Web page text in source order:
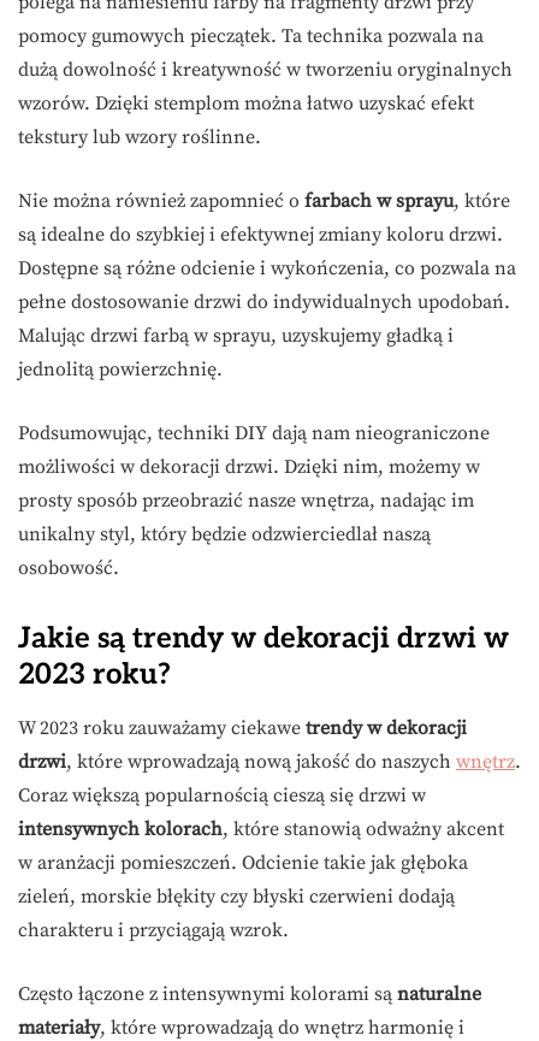
pomocy gumowych pieczątek. Ta technika pozwala na
dużą dowolność i kreatywność w tworzeniu oryginalnych
wzorów. Dzięki stemplom można łatwo uzyskać efekt
tekstury lub wzory roślinne.
Nie można również zapomnieć o farbach w sprayu, które
są idealne do szybkiej i efektywnej zmiany koloru drzwi.
Dostępne są różne odcienie i wykończenia, co pozwala na
pełne dostosowanie drzwi do indywidualnych upodobań.
Malując drzwi farbą w sprayu, uzyskujemy gładką i
jednolitą powierzchnię.
Podsumowując, techniki DIY dają nam nieograniczone
możliwości w dekoracji drzwi. Dzięki nim, możemy w
prosty sposób przeobrazić nasze wnętrza, nadając im
unikalny styl, który będzie odzwierciedlał naszą
osobowość.
Jakie są trendy w dekoracji drzwi w
2023 roku?
W 2023 roku zauważamy ciekawe trendy w dekoracji
drzwi, które wprowadzają nową jakość do naszych wnętrz.
Coraz większą popularnością cieszą się drzwi w
intensywnych kolorach, które stanowią odważny akcent
w aranżacji pomieszczeń. Odcienie takie jak głęboka
zieleń, morskie błękity czy błyski czerwieni dodają
charakteru i przyciągają wzrok.
Często łączone z intensywnymi kolorami są naturalne
materiały, które wprowadzają do wnętrz harmonię i